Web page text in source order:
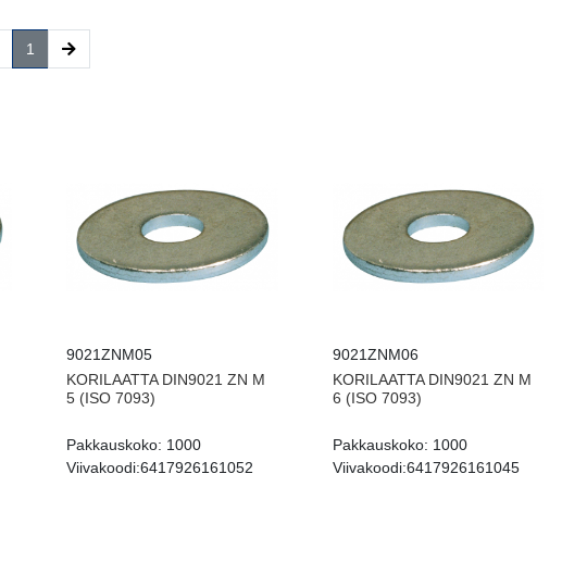
1 (current)
9021ZNM05
KORILAATTA DIN9021 ZN M
5 (ISO 7093)
Pakkauskoko: 1000
Viivakoodi:6417926161052
9021ZNM06
KORILAATTA DIN9021 ZN M
6 (ISO 7093)
Pakkauskoko: 1000
Viivakoodi:6417926161045